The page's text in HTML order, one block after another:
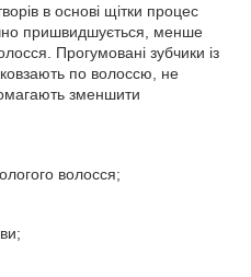
в основі щітки процес
пришвидшується, менше
Прогумовані зубчики із
по волоссю, не
зменшити
волосся;